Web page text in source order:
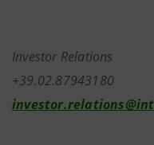
Investor Relations
+39.02.87943180